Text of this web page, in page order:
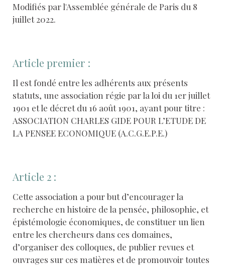
Modifiés par l'Assemblée générale de Paris du 8
juillet 2022.
Article premier :
Il est fondé entre les adhérents aux présents
statuts, une association régie par la loi du 1er juillet
1901 et le décret du 16 août 1901, ayant pour titre :
ASSOCIATION CHARLES GIDE POUR L’ETUDE DE
LA PENSEE ECONOMIQUE (A.C.G.E.P.E.)
Article 2 :
Cette association a pour but d’encourager la
recherche en histoire de la pensée, philosophie, et
épistémologie économiques, de constituer un lien
entre les chercheurs dans ces domaines,
d’organiser des colloques, de publier revues et
ouvrages sur ces matières et de promouvoir toutes